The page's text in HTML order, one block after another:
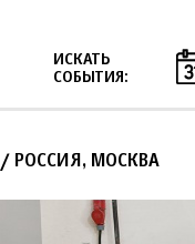
ИСКАТЬ
СОБЫТИЯ:
/ РОССИЯ, МОСКВА